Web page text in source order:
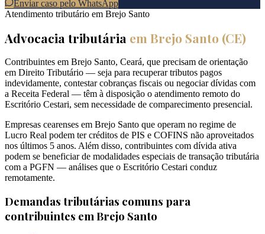
Enviar caso pelo WhatsApp
Atendimento tributário em Brejo Santo
Advocacia tributária em Brejo Santo (CE)
Contribuintes em Brejo Santo, Ceará, que precisam de orientação
em Direito Tributário — seja para recuperar tributos pagos
indevidamente, contestar cobranças fiscais ou negociar dívidas com
a Receita Federal — têm à disposição o atendimento remoto do
Escritório Cestari, sem necessidade de comparecimento presencial.
Empresas cearenses em Brejo Santo que operam no regime de
Lucro Real podem ter créditos de PIS e COFINS não aproveitados
nos últimos 5 anos. Além disso, contribuintes com dívida ativa
podem se beneficiar de modalidades especiais de transação tributária
com a PGFN — análises que o Escritório Cestari conduz
remotamente.
Demandas tributárias comuns para
contribuintes emBrejo Santo